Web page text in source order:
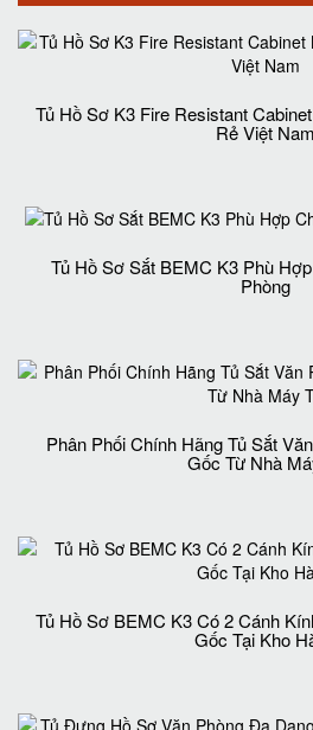
Tủ Hồ Sơ K3 Fire Resistant
Rẻ Việt Nam
Tủ Hồ Sơ Sắt BEMC K3 Phù
Phòng
Phân Phối Chính Hãng Tủ Sắt
Gốc Từ Nhà
Tủ Hồ Sơ BEMC K3 Có 2 Cánh
Gốc Tại Kho